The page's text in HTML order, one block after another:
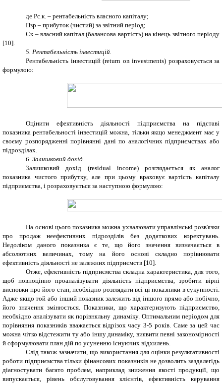
де Рс.к. – рентабельність власного капіталу;
Пзр – прибуток (чистий) за звітний період;
Ск – власний капітал (балансова вартість) на кінець звітного періоду
[10].
5. Рентабельність інвестицій.
Рентабельність інвестицій (return on investments) розраховується за
формулою:
Оцінити ефективність діяльності підприємства на підставі
показника рентабельності інвестицій можна, тільки якщо менеджмент має у
своєму розпорядженні порівнянні дані по аналогічних підприємствах або
підрозділах.
6. Залишковий дохід.
Залишковий дохід (residual income) розглядається як аналог
показника чистого прибутку, але при цьому враховує вартість капіталу
підприємства, і розраховується за наступною формулою:
На основі цього показника можна ухвалювати управлінські розв'язки
про продаж неефективних підрозділів без додаткових коректувань.
Недоліком даного показника є те, що його значення визначається в
абсолютних величинах, тому на його основі складно порівнювати
ефективність діяльності не залежних підприємств [10].
Отже, ефективність підприємства складна характеристика, для того,
щоб повноцінно проаналізувати діяльність підприємства, зробити вірні
висновки про його стан, необхідно розглядати всі ці показники в сукупності.
Адже якщо той або інший показник залежить від іншого прямо або побічно,
його значення змінюється. Показники, що характеризують підприємство,
необхідно аналізувати як порівняльну динаміку. Оптимальним періодом для
порівняння показників вважається відрізок часу 3-5 років. Саме за цей час
можна чітко відстежити ту або іншу динаміку, виявити певні закономірності
й сформулювати план дій по усуненню існуючих відхилень.
Слід також зазначити, що використання для оцінки результативності
роботи підприємства тільки фінансових показників не дозволить заздалегідь
діагностувати багато проблем, наприклад зниження якості продукції, що
випускається, рівень обслуговування клієнтів, ефективність керування